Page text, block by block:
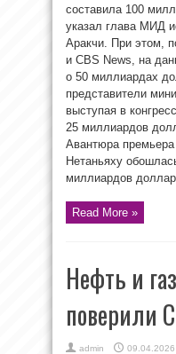
составила 100
указал глава МИД
Аракчи. При этом,
и CBS News, на
о 50 миллиардах
представители
выступая в
25 миллиардов
Авантюра
Нетаньяху
миллиардов
Read More »
Нефть и
поверили
admin 09.04.2026